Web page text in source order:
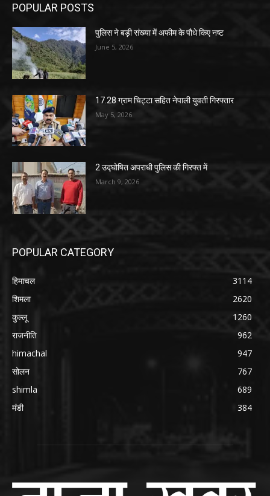
POPULAR POSTS
पुलिस ने बड़ी संख्या में अफीम के पौधे किए नष्ट
June 5, 2026
17.28 ग्राम चिट्टा सहित नेपाली युवती गिरफ्तार
May 5, 2026
2 उद्घोषित अपराधी पुलिस की गिरफ्त में
March 9, 2026
POPULAR CATEGORY
हिमाचल
3114
शिमला
2620
कुल्लू
1260
राजनीति
962
himachal
947
सोलन
767
shimla
689
मंडी
384